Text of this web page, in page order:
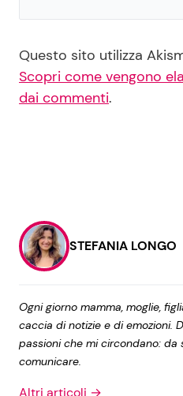
Questo sito utilizza
Scopri come vengono
dai commenti.
STEFANIA LONGO
Ogni giorno mamma, moglie,
caccia di notizie e di emozioni.
passioni che mi circondano: da
comunicare.
Altri articoli →